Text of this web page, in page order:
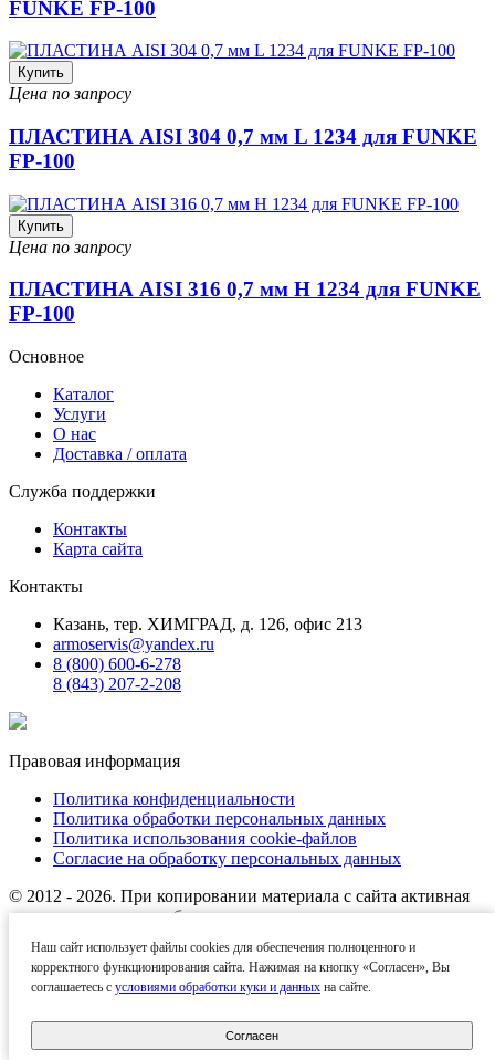
FUNKE FP-100
Купить
Цена по запросу
ПЛАСТИНА AISI 304 0,7 мм L 1234 для FUNKE
FP-100
Купить
Цена по запросу
ПЛАСТИНА AISI 316 0,7 мм H 1234 для FUNKE
FP-100
Наш сайт использует файлы cookies для обеспечения полноценного и
корректного функционирования сайта. Нажимая на кнопку «Согласен», Вы
соглашаетесь с условиями обработки куки и данных на сайте.
Согласен
Основное
Каталог
Услуги
О нас
Доставка / оплата
Служба поддержки
Контакты
Карта сайта
Контакты
Казань, тер. ХИМГРАД, д. 126, офис 213
armoservis@yandex.ru
8 (800) 600-6-278
8 (843) 207-2-208
Правовая информация
Политика конфиденциальности
Политика обработки персональных данных
Политика использования cookie-файлов
Согласие на обработку персональных данных
© 2012 - 2026. При копировании материала с сайта активная
ссылка на источник обязательна.
Названия производителей, компаний и товарные знаки
используются на сайте исключительно в информационных
(справочных) целях. Все товарные знаки и фирменные